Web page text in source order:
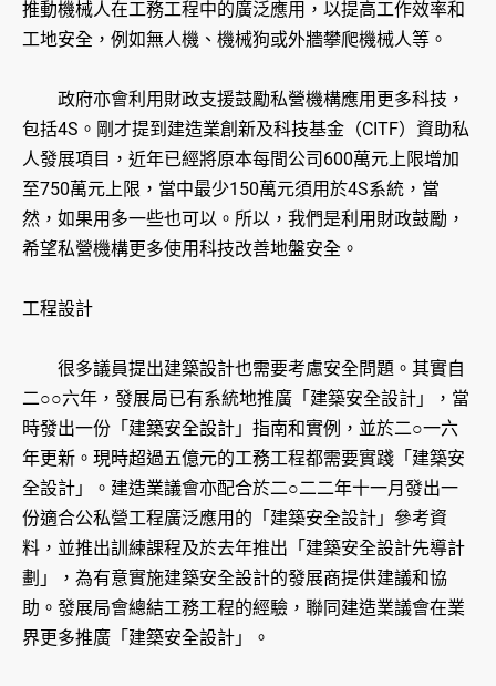
推動機械人在工務工程中的廣泛應用，以提高工作效率和
工地安全，例如無人機、機械狗或外牆攀爬機械人等。
政府亦會利用財政支援鼓勵私營機構應用更多科技，
包括4S。剛才提到建造業創新及科技基金（CITF）資助私
人發展項目，近年已經將原本每間公司600萬元上限增加
至750萬元上限，當中最少150萬元須用於4S系統，當
然，如果用多一些也可以。所以，我們是利用財政鼓勵，
希望私營機構更多使用科技改善地盤安全。
工程設計
很多議員提出建築設計也需要考慮安全問題。其實自
二○○六年，發展局已有系統地推廣「建築安全設計」，當
時發出一份「建築安全設計」指南和實例，並於二○一六
年更新。現時超過五億元的工務工程都需要實踐「建築安
全設計」。建造業議會亦配合於二○二二年十一月發出一
份適合公私營工程廣泛應用的「建築安全設計」參考資
料，並推出訓練課程及於去年推出「建築安全設計先導計
劃」，為有意實施建築安全設計的發展商提供建議和協
助。發展局會總結工務工程的經驗，聯同建造業議會在業
界更多推廣「建築安全設計」。